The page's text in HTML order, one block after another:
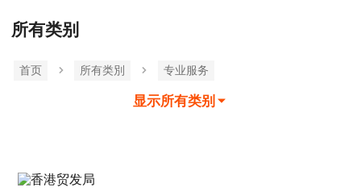
所有类别
首页 所有类別 专业服务
显示所有类别